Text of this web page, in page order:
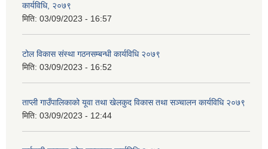
कार्यविधि, २०७९
मिति: 03/09/2023 - 16:57
टोल विकास संस्था गठनसम्बन्धी कार्यविधि २०७९
मिति: 03/09/2023 - 16:52
ताप्ली गाउँपालिकाको यूवा तथा खेलकुद विकास तथा सञ्चालन कार्यविधि २०७९
मिति: 03/09/2023 - 12:44